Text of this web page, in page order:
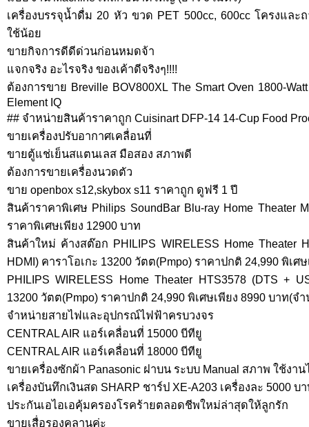
เครื่องบรรจุน้ำดื่ม 20 หัว ขวด PET 500cc, 600cc โครงและ
ใช้น้อย
ขายกิจการดีดีด่วนก่อนหมดจ้า
แจกจริง อะไรจริง ของเค้าดีจริงๆ!!!!
ต้องการขาย Breville BOV800XL The Smart Oven 1800-
Element IQ
## จำหน่ายสินค้าราคาถูก Cuisinart DFP-14 14-Cup Food
ขายเครื่องปรับอากาศเคลื่อนที่
ขายตู้แช่เย็นสแตนเลส มือสอง สภาพดี
ต้องการขายเครื่องนวดตัว
ขาย openbox s12,skybox s11 ราคาถูก ดูฟรี 1 ปี
สินค้าราคาพิเศษ Philips SoundBar Blu-ray Home Theater
ราคาพิเศษเพียง 12900 บาท
สินค้าใหม่ ค้างสต๊อก PHILIPS WIRELESS Home Theater
HDMI) คาราโอเกะ 13200 วัตต(Pmpo) ราคาปกติ 24,990 พิเ
PHILIPS WIRELESS Home Theater HTS3578 (DTS +
13200 วัตต(Pmpo) ราคาปกติ 24,990 พิเศษเพียง 8990 บาท(จ
จำหน่ายสายไฟและอุปกรณ์ไฟฟ้าครบวงจร
CENTRAL AIR แอร์เคลื่อนที่ 15000 บีทียู
CENTRAL AIR แอร์เคลื่อนที่ 18000 บีทียู
ขายเครื่องซักผ้า Panasonic ฝาบน ระบบ Manual สภาพ ใช้งา
เครื่องบันทึกเงินสด SHARP ชาร์ป XE-A203 เครื่องละ 5000 บ
ประกันเอไอเอคุ้มครองโรคร้ายตลอดชีพใหม่ล่าสุดให้ลูกรัก
ขายเสื่อรองคลานค่ะ